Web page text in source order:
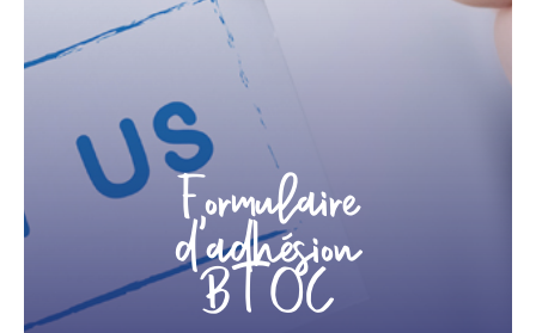
Formulaire
d’adhésion
BTOC